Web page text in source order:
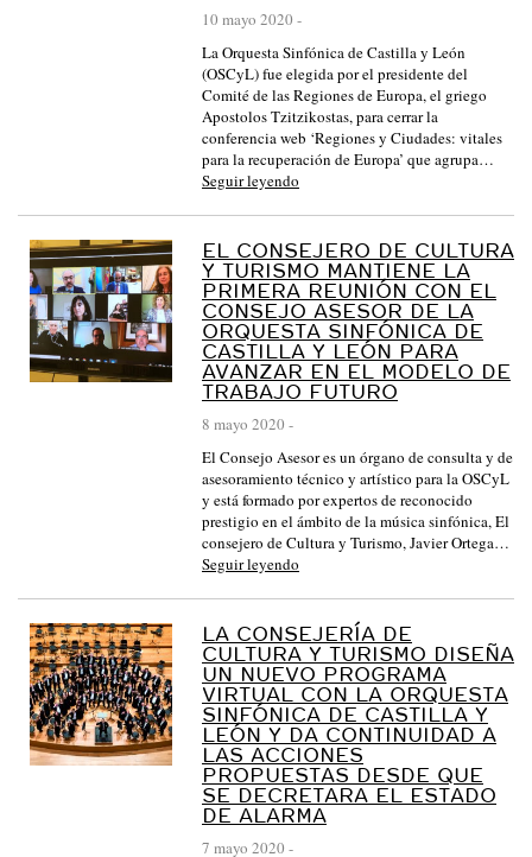
Y
L
E
Ó
N
V
O
10 mayo 2020 -
La Orquesta Sinfónica de Castilla y León
(OSCyL) fue elegida por el presidente del
Comité de las Regiones de Europa, el griego
Apostolos Tzitzikostas, para cerrar la
conferencia web ‘Regiones y Ciudades: vitales
para la recuperación de Europa’ que agrupa…
Seguir leyendo
EL CONSEJERO DE CULTURA
Y TURISMO MANTIENE LA
PRIMERA REUNIÓN CON EL
CONSEJO ASESOR DE LA
ORQUESTA SINFÓNICA DE
CASTILLA Y LEÓN PARA
AVANZAR EN EL MODELO DE
TRABAJO FUTURO
8 mayo 2020 -
El Consejo Asesor es un órgano de consulta y de
asesoramiento técnico y artístico para la OSCyL
y está formado por expertos de reconocido
prestigio en el ámbito de la música sinfónica, El
consejero de Cultura y Turismo, Javier Ortega…
Seguir leyendo
LA CONSEJERÍA DE
CULTURA Y TURISMO DISEÑA
UN NUEVO PROGRAMA
VIRTUAL CON LA ORQUESTA
SINFÓNICA DE CASTILLA Y
LEÓN Y DA CONTINUIDAD A
LAS ACCIONES
PROPUESTAS DESDE QUE
SE DECRETARA EL ESTADO
DE ALARMA
7 mayo 2020 -